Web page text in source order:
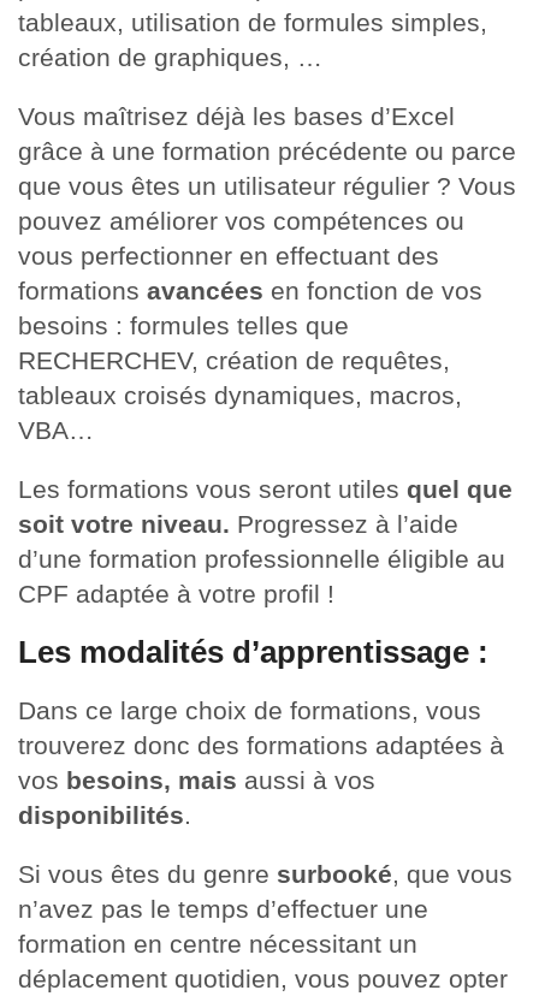
tableaux, utilisation de formules simples,
création de graphiques, …
Vous maîtrisez déjà les bases d’Excel
grâce à une formation précédente ou parce
que vous êtes un utilisateur régulier ? Vous
pouvez améliorer vos compétences ou
vous perfectionner en effectuant des
formations avancées en fonction de vos
besoins : formules telles que
RECHERCHEV, création de requêtes,
tableaux croisés dynamiques, macros,
VBA…
Les formations vous seront utiles quel que
soit votre niveau. Progressez à l’aide
d’une formation professionnelle éligible au
CPF adaptée à votre profil !
Les modalités d’apprentissage :
Dans ce large choix de formations, vous
trouverez donc des formations adaptées à
vos besoins, mais aussi à vos
disponibilités.
Si vous êtes du genre surbooké, que vous
n’avez pas le temps d’effectuer une
formation en centre nécessitant un
déplacement quotidien, vous pouvez opter